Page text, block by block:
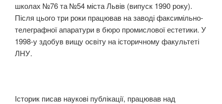
школах №76 та №54 міста Львів (випуск 1990 року).
Після цього три роки працював на заводі факсимільно-
телеграфної апаратури в бюро промислової естетики. У
1998-у здобув вищу освіту на історичному факультеті
ЛНУ.
Історик писав наукові публікації, працював над